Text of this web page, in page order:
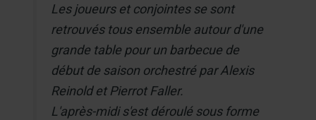
Les joueurs et conjointes se sont
retrouvés tous ensemble autour d'une
grande table pour un barbecue de
début de saison orchestré par Alexis
Reinold et Pierrot Faller.
L'après-midi s'est déroulé sous forme